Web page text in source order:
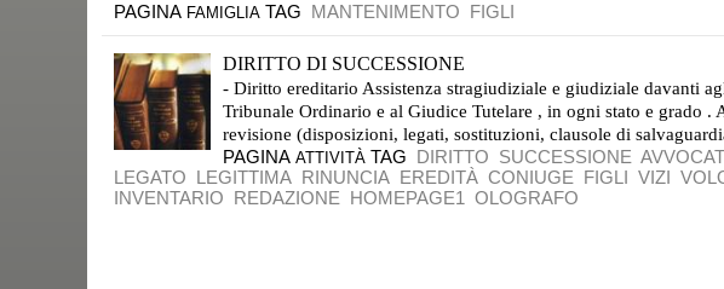
PAGINA FAMIGLIA TAG MANTENIMENTO FIGLI
DIRITTO DI SUCCESSIONE
- Diritto ereditario Assistenza stragiudiziale e giudiziale davanti
Tribunale Ordinario e al Giudice Tutelare , in ogni stato e grado .
revisione (disposizioni, legati, sostituzioni, clausole di
PAGINA ATTIVITÀ TAG DIRITTO SUCCESSIONE
LEGATO LEGITTIMA RINUNCIA EREDITÀ CONIUGE FIGLI VIZI
INVENTARIO REDAZIONE HOMEPAGE1 OLOGRAFO